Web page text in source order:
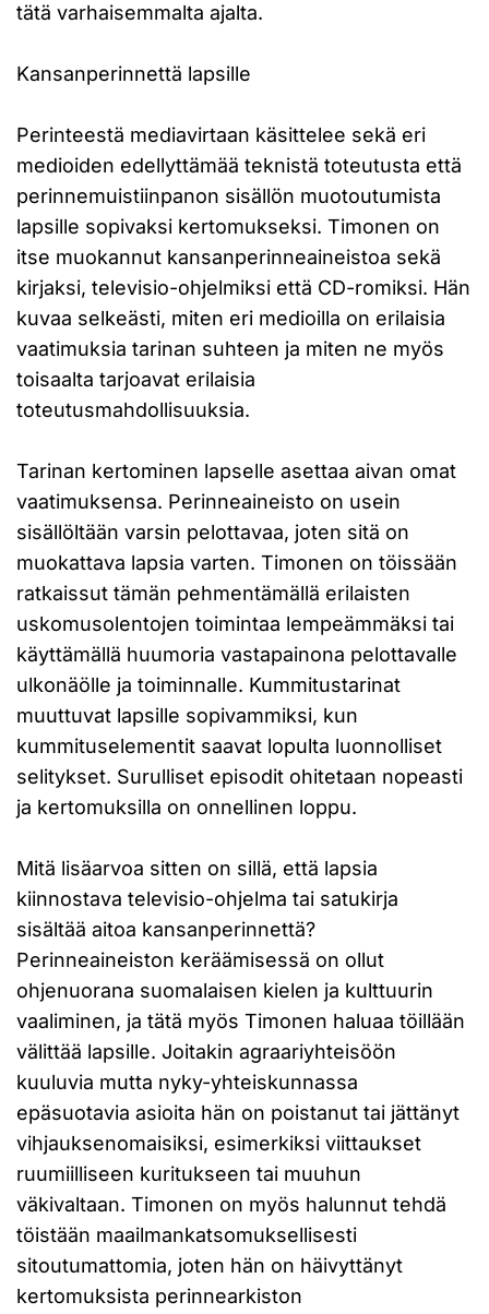
tätä varhaisemmalta ajalta.
Kansanperinnettä lapsille
Perinteestä mediavirtaan käsittelee sekä eri
medioiden edellyttämää teknistä toteutusta että
perinnemuistiinpanon sisällön muotoutumista
lapsille sopivaksi kertomukseksi. Timonen on
itse muokannut kansanperinneaineistoa sekä
kirjaksi, televisio-ohjelmiksi että CD-romiksi. Hän
kuvaa selkeästi, miten eri medioilla on erilaisia
vaatimuksia tarinan suhteen ja miten ne myös
toisaalta tarjoavat erilaisia
toteutusmahdollisuuksia.
Tarinan kertominen lapselle asettaa aivan omat
vaatimuksensa. Perinneaineisto on usein
sisällöltään varsin pelottavaa, joten sitä on
muokattava lapsia varten. Timonen on töissään
ratkaissut tämän pehmentämällä erilaisten
uskomusolentojen toimintaa lempeämmäksi tai
käyttämällä huumoria vastapainona pelottavalle
ulkonäölle ja toiminnalle. Kummitustarinat
muuttuvat lapsille sopivammiksi, kun
kummituselementit saavat lopulta luonnolliset
selitykset. Surulliset episodit ohitetaan nopeasti
ja kertomuksilla on onnellinen loppu.
Mitä lisäarvoa sitten on sillä, että lapsia
kiinnostava televisio-ohjelma tai satukirja
sisältää aitoa kansanperinnettä?
Perinneaineiston keräämisessä on ollut
ohjenuorana suomalaisen kielen ja kulttuurin
vaaliminen, ja tätä myös Timonen haluaa töillään
välittää lapsille. Joitakin agraariyhteisöön
kuuluvia mutta nyky-yhteiskunnassa
epäsuotavia asioita hän on poistanut tai jättänyt
vihjauksenomaisiksi, esimerkiksi viittaukset
ruumiilliseen kuritukseen tai muuhun
väkivaltaan. Timonen on myös halunnut tehdä
töistään maailmankatsomuksellisesti
sitoutumattomia, joten hän on häivyttänyt
kertomuksista perinnearkiston